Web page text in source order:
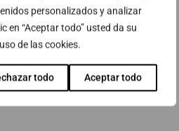
personalizados y analizar
en “Aceptar todo” usted da su
de las cookies.
todo Aceptar todo